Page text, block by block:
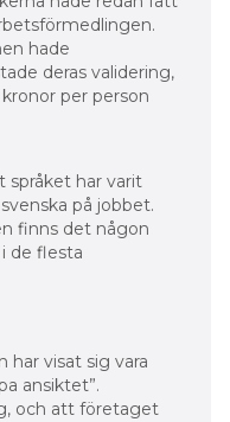
hade
deras validering,
per person
språket har varit
på jobbet.
finns det någon
de flesta
har visat sig vara
ansiktet”.
och att företaget